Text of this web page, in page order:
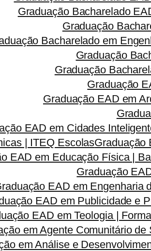
Graduação Bacharelado
Graduação
Bacharelado em
Graduação
Graduação
Graduação
Graduação EAD em
EAD em Cidades
| ITEQ EscolasGraduação
EAD em Educação Física |
Graduação
EAD em Engenharia
EAD em Publicidade e
EAD em Teologia |
em Agente Comunitário
em Análise e